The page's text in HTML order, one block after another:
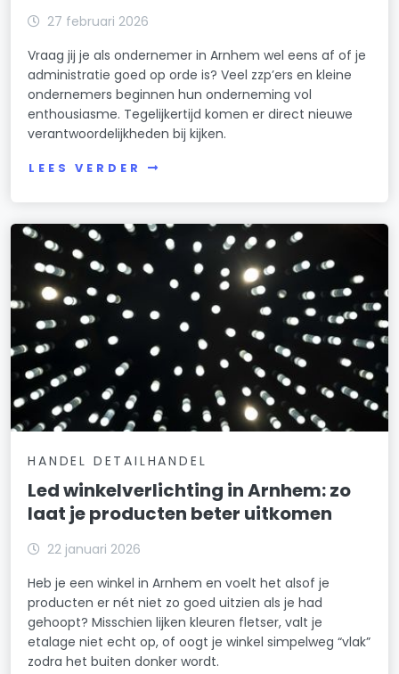
27 februari 2026
Vraag jij je als ondernemer in Arnhem wel eens af of je
administratie goed op orde is? Veel zzp’ers en kleine
ondernemers beginnen hun onderneming vol
enthousiasme. Tegelijkertijd komen er direct nieuwe
verantwoordelijkheden bij kijken.
LEES VERDER
HANDEL DETAILHANDEL
Led winkelverlichting in Arnhem: zo
laat je producten beter uitkomen
22 januari 2026
Heb je een winkel in Arnhem en voelt het alsof je
producten er nét niet zo goed uitzien als je had
gehoopt? Misschien lijken kleuren fletser, valt je
etalage niet echt op, of oogt je winkel simpelweg “vlak”
zodra het buiten donker wordt.